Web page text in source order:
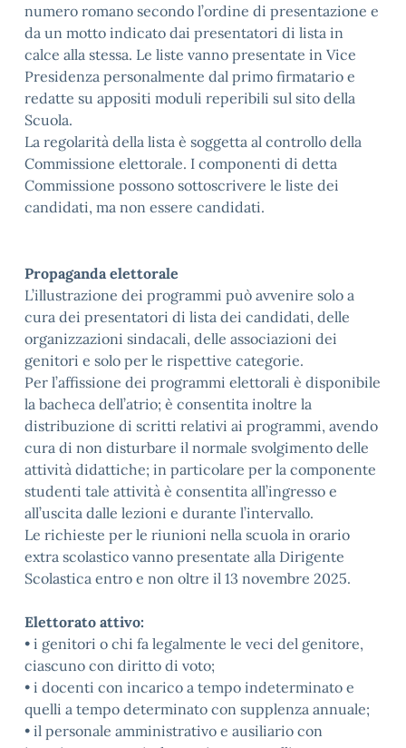
numero romano secondo l’ordine di presentazione e
da un motto indicato dai presentatori di lista in
calce alla stessa. Le liste vanno presentate in Vice
Presidenza personalmente dal primo firmatario e
redatte su appositi moduli reperibili sul sito della
Scuola.
La regolarità della lista è soggetta al controllo della
Commissione elettorale. I componenti di detta
Commissione possono sottoscrivere le liste dei
candidati, ma non essere candidati.
Propaganda elettorale
L’illustrazione dei programmi può avvenire solo a
cura dei presentatori di lista dei candidati, delle
organizzazioni sindacali, delle associazioni dei
genitori e solo per le rispettive categorie.
Per l’affissione dei programmi elettorali è disponibile
la bacheca dell’atrio; è consentita inoltre la
distribuzione di scritti relativi ai programmi, avendo
cura di non disturbare il normale svolgimento delle
attività didattiche; in particolare per la componente
studenti tale attività è consentita all’ingresso e
all’uscita dalle lezioni e durante l’intervallo.
Le richieste per le riunioni nella scuola in orario
extra scolastico vanno presentate alla Dirigente
Scolastica entro e non oltre il 13 novembre 2025.
Elettorato attivo:
• i genitori o chi fa legalmente le veci del genitore,
ciascuno con diritto di voto;
• i docenti con incarico a tempo indeterminato e
quelli a tempo determinato con supplenza annuale;
• il personale amministrativo e ausiliario con